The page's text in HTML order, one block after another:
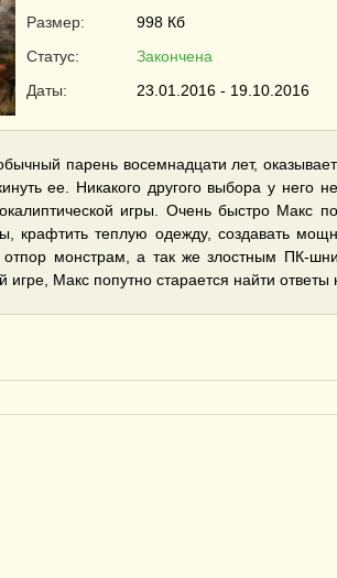
Размер:
998 Кб
Статус:
Закончена
Даты:
23.01.2016 - 19.10.2016
парень восемнадцати лет,
ее. Никакого другого выбора у него
игры. Очень быстро Макс
крафтить теплую одежду, создавать
отпор монстрам, а так же злостным ПК-
игре, Макс попутно старается найти